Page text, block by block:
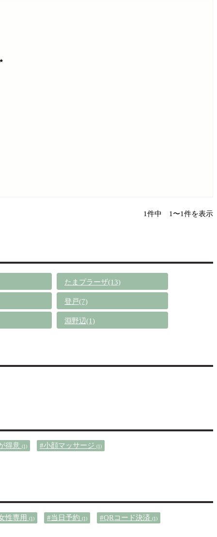
1件中 1〜1件を表示
たまプラーザ(13)
登戸(7)
淵野辺(1)
得意 (1) #小顔マッサージ (1)
性専用 (1) #当日予約 (1) #QRコード決済 (1)